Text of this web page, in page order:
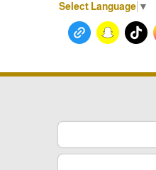
Select Language ▼